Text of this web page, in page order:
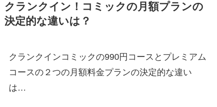
クランクイン！コミックの月額プランの
決定的な違いは？
クランクインコミックの990円コースとプレミアム
コースの２つの月額料金プランの決定的な違い
は…